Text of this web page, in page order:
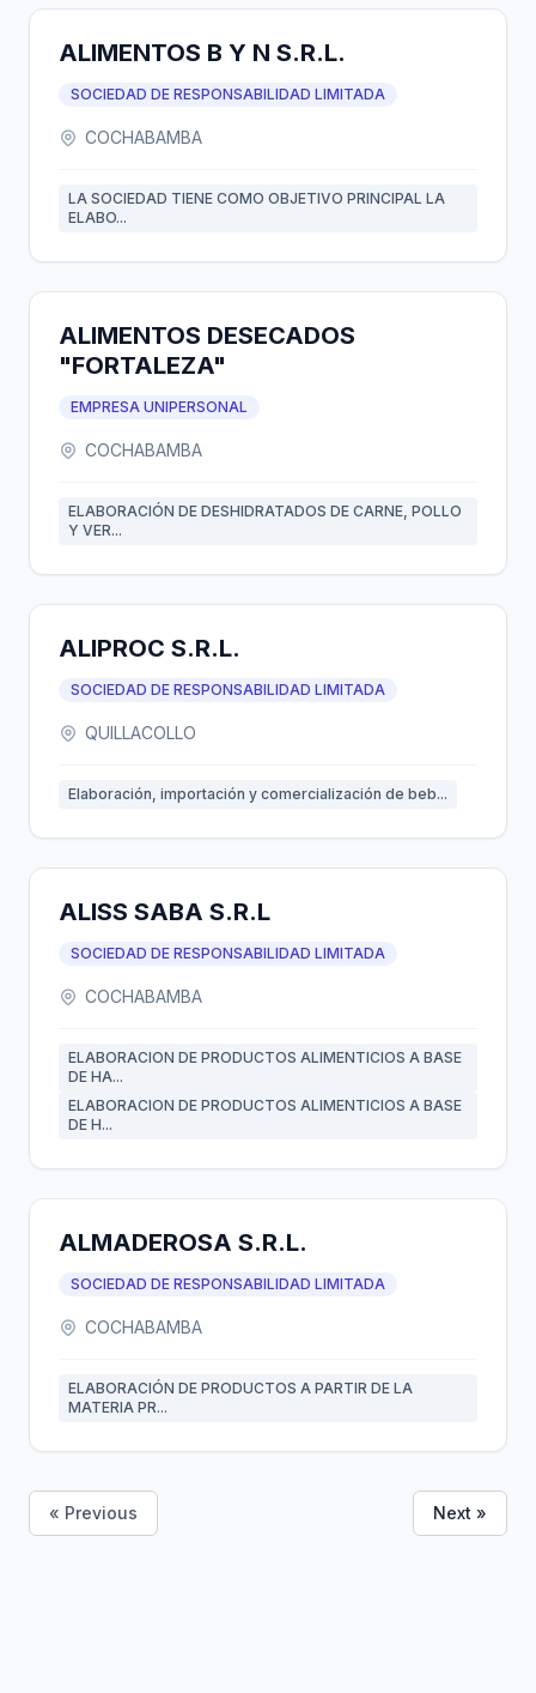
ALIMENTOS B Y N S.R.L.
SOCIEDAD DE RESPONSABILIDAD LIMITADA
COCHABAMBA
LA SOCIEDAD TIENE COMO OBJETIVO PRINCIPAL LA
ELABO...
ALIMENTOS DESECADOS
"FORTALEZA"
EMPRESA UNIPERSONAL
COCHABAMBA
ELABORACIÓN DE DESHIDRATADOS DE CARNE, POLLO
Y VER...
ALIPROC S.R.L.
SOCIEDAD DE RESPONSABILIDAD LIMITADA
QUILLACOLLO
Elaboración, importación y comercialización de beb...
ALISS SABA S.R.L
SOCIEDAD DE RESPONSABILIDAD LIMITADA
COCHABAMBA
ELABORACION DE PRODUCTOS ALIMENTICIOS A BASE
DE HA...
ELABORACION DE PRODUCTOS ALIMENTICIOS A BASE
DE H...
ALMADEROSA S.R.L.
SOCIEDAD DE RESPONSABILIDAD LIMITADA
COCHABAMBA
ELABORACIÓN DE PRODUCTOS A PARTIR DE LA
MATERIA PR...
« Previous Next »